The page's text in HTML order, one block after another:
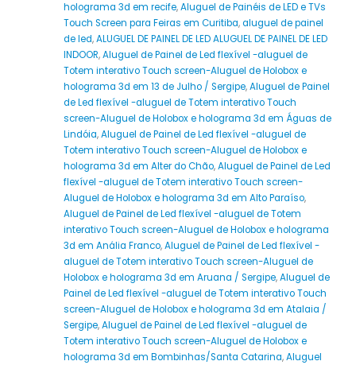
holograma 3d em recife,Aluguel de Painéis de LED e TVs
Touch Screen para Feiras em Curitiba,aluguel de painel
de led,ALUGUEL DE PAINEL DE LED ALUGUEL DE PAINEL DE LED
INDOOR,Aluguel de Painel de Led flexível -aluguel de
Totem interativo Touch screen-Aluguel de Holobox e
holograma 3d em 13 de Julho / Sergipe,Aluguel de Painel
de Led flexível -aluguel de Totem interativo Touch
screen-Aluguel de Holobox e holograma 3d em Águas de
Lindóia,Aluguel de Painel de Led flexível -aluguel de
Totem interativo Touch screen-Aluguel de Holobox e
holograma 3d em Alter do Chão,Aluguel de Painel de Led
flexível -aluguel de Totem interativo Touch screen-
Aluguel de Holobox e holograma 3d em Alto Paraíso,
Aluguel de Painel de Led flexível -aluguel de Totem
interativo Touch screen-Aluguel de Holobox e holograma
3d em Anália Franco,Aluguel de Painel de Led flexível -
aluguel de Totem interativo Touch screen-Aluguel de
Holobox e holograma 3d em Aruana / Sergipe,Aluguel de
Painel de Led flexível -aluguel de Totem interativo Touch
screen-Aluguel de Holobox e holograma 3d em Atalaia /
Sergipe,Aluguel de Painel de Led flexível -aluguel de
Totem interativo Touch screen-Aluguel de Holobox e
holograma 3d em Bombinhas/Santa Catarina,Aluguel